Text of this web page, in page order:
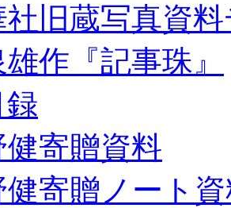
社旧蔵写真資
作『記事珠』
録
健寄贈資料
健寄贈ノート